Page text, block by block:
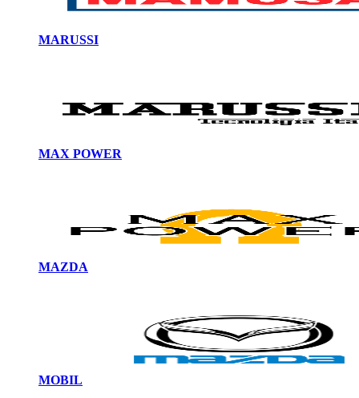
MARUSSI
MAX POWER
MAZDA
MOBIL